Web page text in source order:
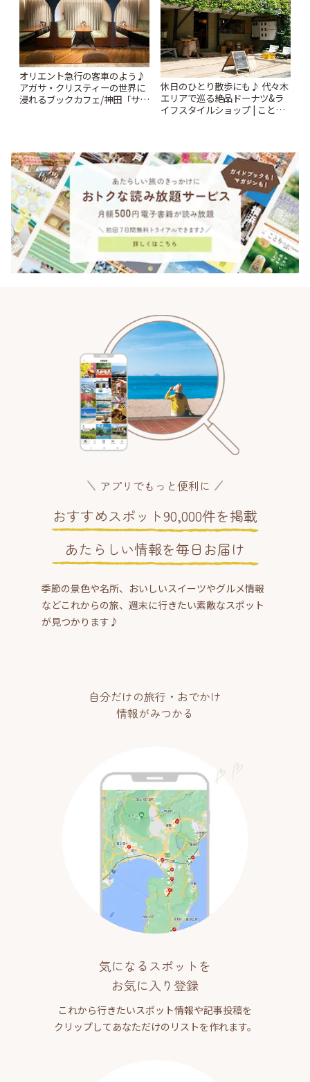
オリエント急行の客車のよう♪
アガサ・クリスティーの世界に
浸れるブックカフェ/神田「サロ
休日のひとり散歩にも♪ 代々木
エリアで巡る絶品ドーナツ&ラ
イフスタイルショップ | ことり
アプリでもっと便利に
おすすめスポット90,000件を掲載
あたらしい情報を毎日お届け
季節の景色や名所、おいしいスイーツやグルメ情報
などこれからの旅、週末に行きたい素敵なスポット
が見つかります♪
自分だけの旅行・おでかけ
情報がみつかる
気になるスポットを
お気に入り登録
これから行きたいスポット情報や記事投稿を
クリップしてあなただけのリストを作れます。